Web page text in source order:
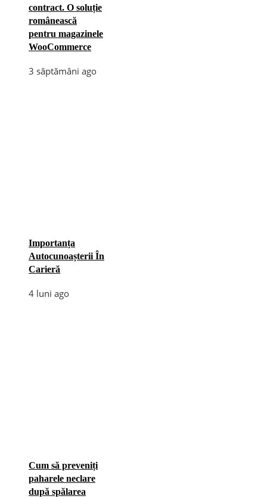
contract. O soluție
românească
pentru magazinele
WooCommerce
3 săptămâni ago
Importanța
Autocunoașterii În
Carieră
4 luni ago
Cum să preveniți
paharele neclare
după spălarea